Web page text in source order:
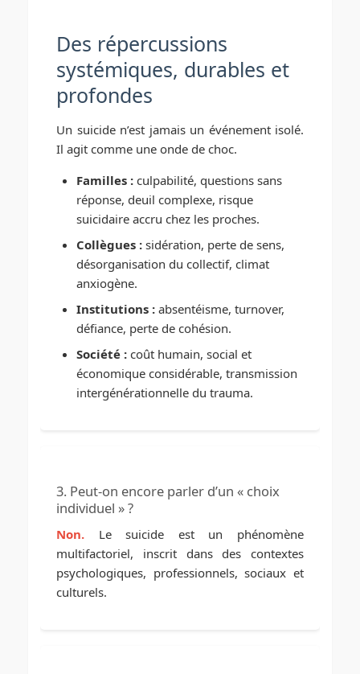
Des répercussions
systémiques, durables et
profondes
Un suicide n’est jamais un événement isolé.
Il agit comme une onde de choc.
Familles : culpabilité, questions sans
réponse, deuil complexe, risque
suicidaire accru chez les proches.
Collègues : sidération, perte de sens,
désorganisation du collectif, climat
anxiogène.
Institutions : absentéisme, turnover,
défiance, perte de cohésion.
Société : coût humain, social et
économique considérable, transmission
intergénérationnelle du trauma.
3. Peut-on encore parler d’un « choix
individuel » ?
Non. Le suicide est un phénomène
multifactoriel, inscrit dans des contextes
psychologiques, professionnels, sociaux et
culturels.